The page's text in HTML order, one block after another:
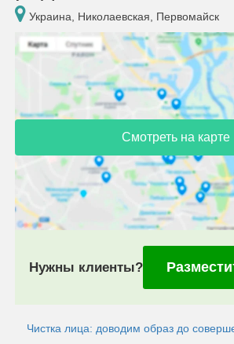
Украина, Николаевская, Первомайск
Смотреть на карте
Нужны клиенты?
Чистка лица: доводим образ до